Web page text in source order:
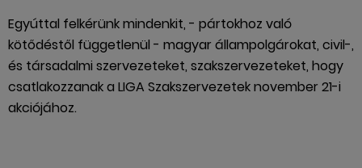
Egyúttal felkérünk mindenkit, - pártokhoz való
kötődéstől függetlenül - magyar állampolgárokat, civil-,
és társadalmi szervezeteket, szakszervezeteket, hogy
csatlakozzanak a LIGA Szakszervezetek november 21-i
akciójához.